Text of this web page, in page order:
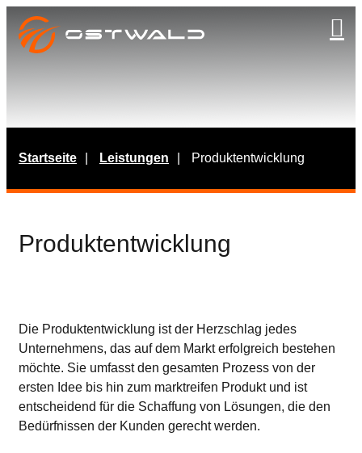
Startseite Leistungen Produktentwicklung
Produktentwicklung
Die Produktentwicklung ist der Herzschlag jedes
Unternehmens, das auf dem Markt erfolgreich bestehen
möchte. Sie umfasst den gesamten Prozess von der
ersten Idee bis hin zum marktreifen Produkt und ist
entscheidend für die Schaffung von Lösungen, die den
Bedürfnissen der Kunden gerecht werden.